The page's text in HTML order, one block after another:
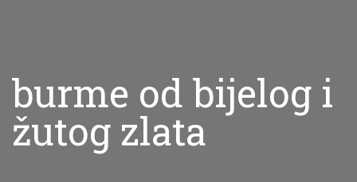
burme od bijelog i
žutog zlata